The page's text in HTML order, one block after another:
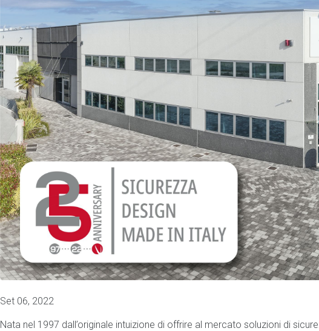
Set 06, 2022
Nata nel 1997 dall’originale intuizione di offrire al mercato soluzioni di